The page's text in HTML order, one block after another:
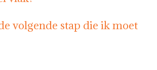
volgende stap die ik moet